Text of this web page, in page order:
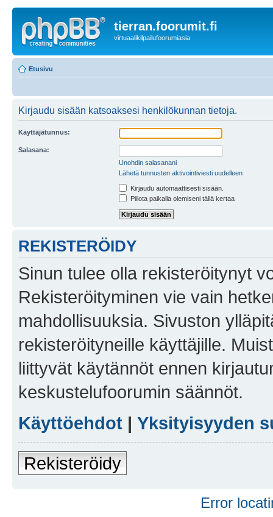
tierran.foorumit.fi
virtuaalikilpailufoorumiasia
Etusivu
Kirjaudu sisään katsoaksesi henkilökunnan tietoja.
Käyttäjätunnus:
Salasana:
Unohdin salasanani
Lähetä tunnusten aktivointiviesti uudelleen
Kirjaudu automaattisesti sisään.
Piilota paikalla olemiseni tällä kertaa
REKISTERÖIDY
Sinun tulee olla rekisteröitynyt
Rekisteröityminen vie vain
mahdollisuuksia. Sivuston
rekisteröityneille käyttäjille.
liittyvät käytännöt ennen
keskustelufoorumin säännöt.
Käyttöehdot | Yksityisyyden
Rekisteröidy
Error